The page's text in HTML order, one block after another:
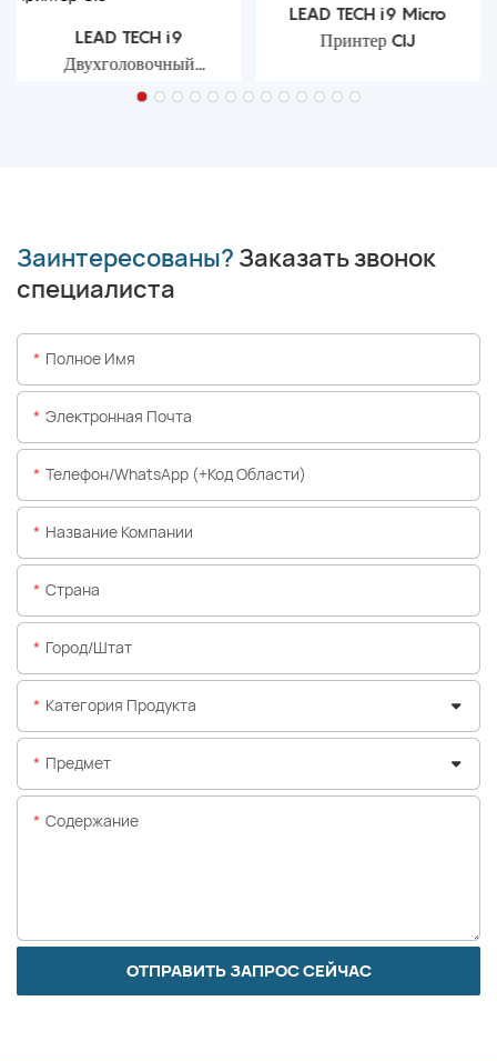
LEAD TECH i9
Двухголовочный
струйный принтер CIJ
LEAD TECH i9 Micro
Принтер CIJ
Заинтересованы? Заказать звонок
специалиста
Полное Имя
Электронная Почта
Телефон/WhatsApp (+код Области)
Название Компании
Страна
Город/штат
Категория Продукта
Предмет
Содержание
ОТПРАВИТЬ ЗАПРОС СЕЙЧАС